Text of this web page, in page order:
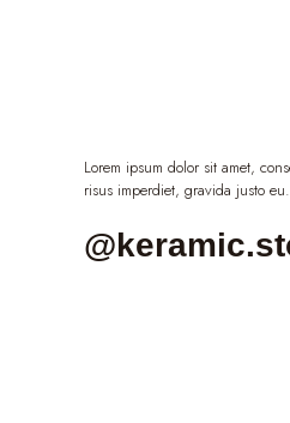
Lorem ipsum dolor sit amet,
risus imperdiet, gravida justo eu.